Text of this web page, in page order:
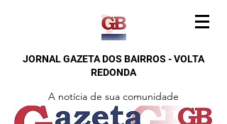
JORNAL GAZETA DOS BAIRROS - VOLTA
REDONDA
A notícia de sua comunidade